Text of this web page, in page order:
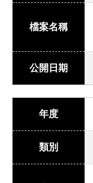
檔案名稱
公開日期
年度
類別